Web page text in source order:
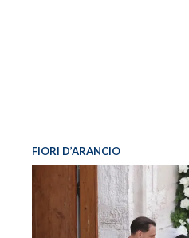
FIORI D’ARANCIO